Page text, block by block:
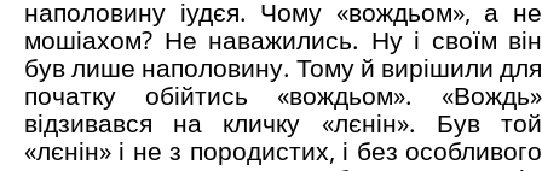
наполовину іудєя. Чому «вождьом», а не
мошіахом? Не наважились. Ну і своїм він
був лише наполовину. Тому й вирішили для
початку обійтись «вождьом». «Вождь»
відзивався на кличку «лєнін». Був той
«лєнін» і не з породистих, і без особливого